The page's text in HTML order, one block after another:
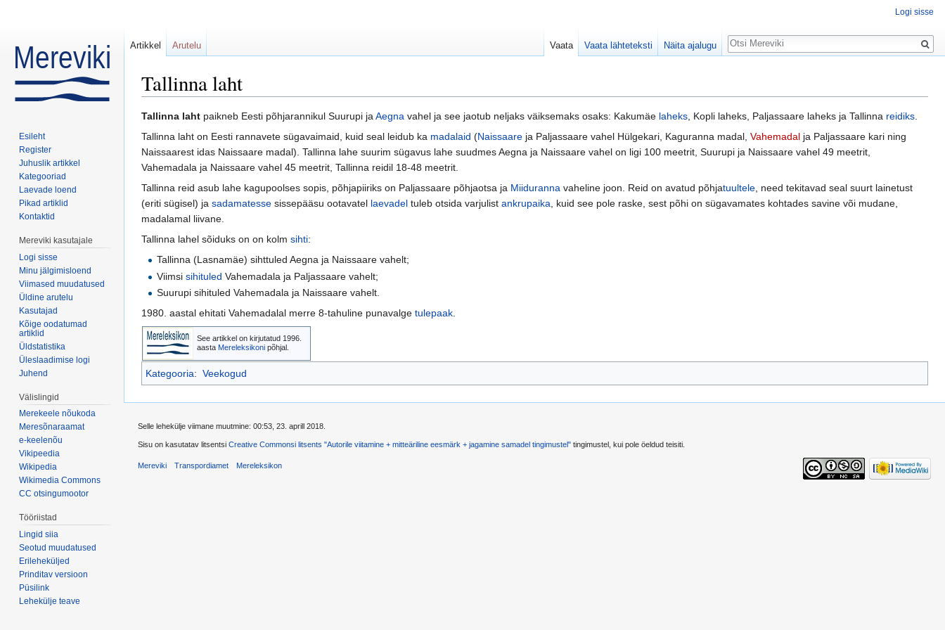
Tallinna laht
Tallinna laht paikneb Eesti põhjarannikul Suurupi jaAegna vahel ja see jaotub neljaks väiksemaks osaks: Kakumäe laheks, Kopli laheks, Paljassaare laheks ja Tallinna reidiks.
Tallinna laht on Eesti rannavete sügavaimaid, kuid seal leidub ka madalaid (Naissaare ja Paljassaare vahel Hülgekari, Kaguranna madal, Vahemadal ja Paljassaare kari ning
Naissaarest idas Naissaare madal). Tallinna lahe suurim sügavus lahe suudmes Aegna ja Naissaare vahel on ligi 100 meetrit, Suurupi ja Naissaare vahel 49 meetrit,
Vahemadala ja Naissaare vahel 45 meetrit, Tallinna reidil 18-48 meetrit.
Tallinna reid asub lahe kagupoolses sopis, põhjapiiriks on Paljassaare põhjaotsa ja Miiduranna vaheline joon. Reid on avatud põhjatuultele, need tekitavad seal suurt lainetust
(eriti sügisel) ja sadamatesse sissepääsu ootavatel laevadel tuleb otsida varjulist ankrupaika, kuid see pole raske, sest põhi on sügavamates kohtades savine või mudane,
madalamal liivane.
Tallinna lahel sõiduks on on kolm sihti:
Tallinna (Lasnamäe) sihttuled Aegna ja Naissaare vahelt;
Viimsisihituled Vahemadala ja Paljassaare vahelt;
Suurupi sihituled Vahemadala ja Naissaare vahelt.
1980. aastal ehitati Vahemadalal merre 8-tahuline punavalge tulepaak.
See artikkel on kirjutatud 1996.
aasta Mereleksikoni põhjal.
Kategooria: Veekogud
Logi sisse
Artikkel Arutelu Vaata Vaata lähteteksti Näita ajalugu
Otsing
Esileht
Register
Juhuslik artikkel
Kategooriad
Laevade loend
Pikad artiklid
Kontaktid
Mereviki kasutajale
Logi sisse
Minu jälgimisloend
Viimased muudatused
Üldine arutelu
Kasutajad
Kõige oodatumad
artiklid
Üldstatistika
Üleslaadimise logi
Juhend
Välislingid
Merekeele nõukoda
Meresõnaraamat
e-keelenõu
Vikipeedia
Wikipedia
Wikimedia Commons
CC otsingumootor
Tööriistad
Lingid siia
Seotud muudatused
Erileheküljed
Prinditav versioon
Püsilink
Lehekülje teave
Selle lehekülje viimane muutmine: 00:53, 23. aprill 2018.
Sisu on kasutatav litsentsi Creative Commonsi litsents "Autorile viitamine + mitteäriline eesmärk + jagamine samadel tingimustel" tingimustel, kui pole öeldud teisiti.
Mereviki Transpordiamet Mereleksikon